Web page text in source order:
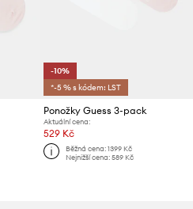
-10%
*-5 % s kódem: LST
Ponožky Guess 3-pack
Aktuální cena:
529 Kč
Běžná cena: 1399 Kč
Nejnižší cena: 589 Kč